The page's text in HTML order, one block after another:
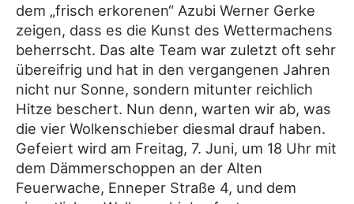
dem „frisch erkorenen“ Azubi Werner Gerke
zeigen, dass es die Kunst des Wettermachens
beherrscht. Das alte Team war zuletzt oft sehr
übereifrig und hat in den vergangenen Jahren
nicht nur Sonne, sondern mitunter reichlich
Hitze beschert. Nun denn, warten wir ab, was
die vier Wolkenschieber diesmal drauf haben.
Gefeiert wird am Freitag, 7. Juni, um 18 Uhr mit
dem Dämmerschoppen an der Alten
Feuerwache, Enneper Straße 4, und dem